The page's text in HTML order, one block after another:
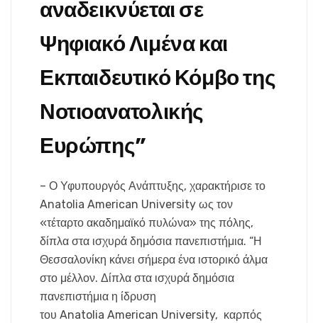
αναδεικνύεται σε
Ψηφιακό Λιμένα και
Εκπαιδευτικό Κόμβο της
Νοτιοανατολικής
Ευρώπης”
– Ο Υφυπουργός Ανάπτυξης, χαρακτήρισε το
Anatolia American University ως τον
«τέταρτο ακαδημαϊκό πυλώνα» της πόλης,
δίπλα στα ισχυρά δημόσια πανεπιστήμια. “Η
Θεσσαλονίκη κάνει σήμερα ένα ιστορικό άλμα
στο μέλλον. Δίπλα στα ισχυρά δημόσια
πανεπιστήμια η ίδρυση
του Anatolia American University, καρπός